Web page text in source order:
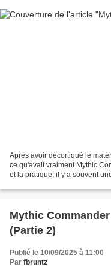
Après avoir décortiqué le
ce qu'avait vraiment Mythic
et la pratique, il y a souvent
Mythic
(Partie 2)
Publié le 10/09/2025 à 11:00
Par fbruntz